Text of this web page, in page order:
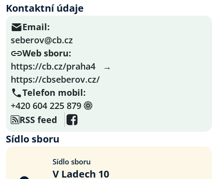
Kontaktní údaje
Email:
seberov@cb.cz
Web sboru:
https://cb.cz/praha4 →
https://cbseberov.cz/
Telefon mobil:
+420 604 225 879
RSS feed
Sídlo sboru
Sídlo sboru
V Ladech 10